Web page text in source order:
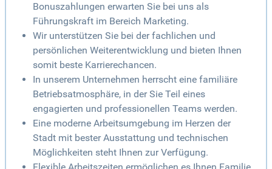
Bonuszahlungen erwarten Sie bei uns als
Führungskraft im Bereich Marketing.
Wir unterstützen Sie bei der fachlichen und
persönlichen Weiterentwicklung und bieten Ihnen
somit beste Karrierechancen.
In unserem Unternehmen herrscht eine familiäre
Betriebsatmosphäre, in der Sie Teil eines
engagierten und professionellen Teams werden.
Eine moderne Arbeitsumgebung im Herzen der
Stadt mit bester Ausstattung und technischen
Möglichkeiten steht Ihnen zur Verfügung.